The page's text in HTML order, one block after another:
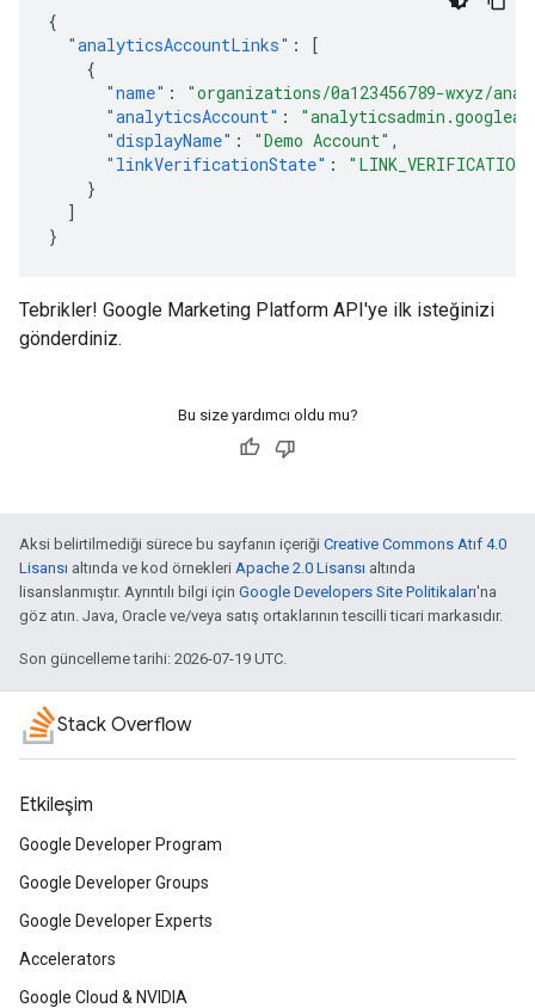
{
"analyticsAccountLinks" :
[
{
"name" :
"organizations/0a123456789-wxyz/
"analyticsAccount" :
"displayName" : "Demo Account" ,
"linkVerificationState" :
}
]
}
Tebrikler! Google Marketing Platform API'ye ilk isteğinizi
gönderdiniz.
Bu size yardımcı oldu mu?
Aksi belirtilmediği sürece bu sayfanın içeriği Creative Commons Atıf 4.0
Lisansı altında ve kod örnekleri Apache 2.0 Lisansı altında
lisanslanmıştır. Ayrıntılı bilgi için Google Developers Site Politikaları'na
göz atın. Java, Oracle ve/veya satış ortaklarının tescilli ticari markasıdır.
Son güncelleme tarihi: 2026-07-19 UTC.
Stack Overflow
Etkileşim
Google Developer Program
Google Developer Groups
Google Developer Experts
Accelerators
Google Cloud & NVIDIA